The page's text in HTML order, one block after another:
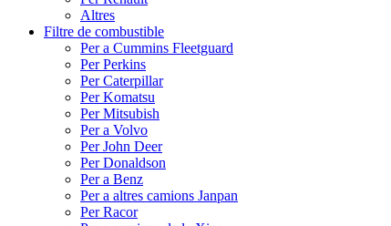
Altres
Filtre de combustible
Per a Cummins Fleetguard
Per Perkins
Per Caterpillar
Per Komatsu
Per Mitsubish
Per a Volvo
Per John Deer
Per Donaldson
Per a Benz
Per a altres camions Janpan
Per Racor